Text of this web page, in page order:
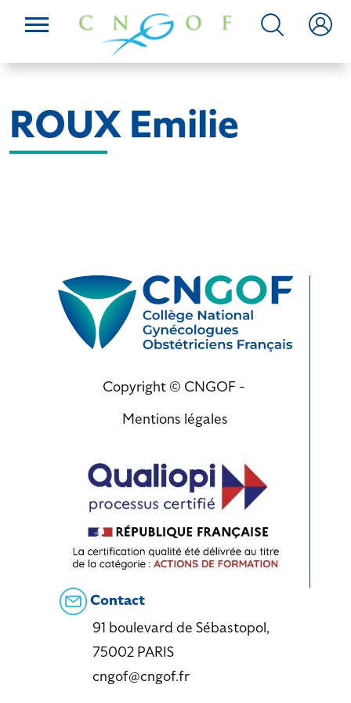
ROUX Emilie
Copyright © CNGOF -
Mentions légales
Contact
91 boulevard de Sébastopol,
75002 PARIS
cngof@cngof.fr